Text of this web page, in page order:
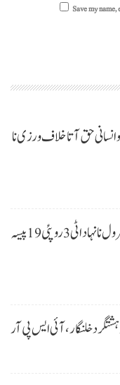
Save my
حق آتا خلاف ورزی نا
حکومت نا کنڈ آن پیٹرولیم نا نہاد آتیٹی کمتی نا پڑو،پیٹرول نا نہاد اٹی 3 روپئی 19 پیسہ